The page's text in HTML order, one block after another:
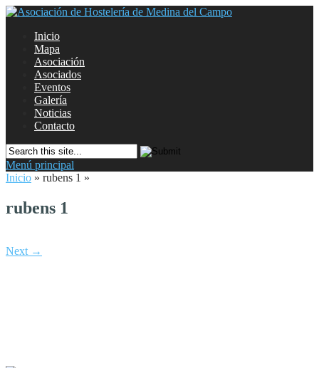
Inicio
Mapa
Asociación
Asociados
Eventos
Galería
Noticias
Contacto
Menú principal
Inicio » rubens 1 »
rubens 1
Next →